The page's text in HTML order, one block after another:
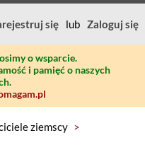
się lub Zaloguj się
o wsparcie.
i pamięć o naszych
ziemscy >